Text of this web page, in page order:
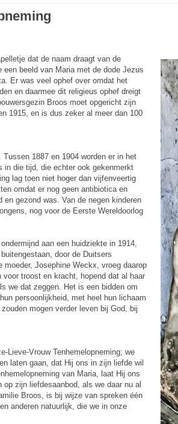
dat de naam draagt van de
beeld van Maria met de dode Jezus
Er was veel ophef over omdat het
en daarmee dit religieus ophef dreigt
Broos moet opgericht zijn
1915, en is dus zeker al meer dan 100
1887 en 1904 worden er in het
in die tijd, die echter ook gekenmerkt
lag toen niet hoger dan vijfenveertig
omdat er nog geen antibiotica en
gezond was. Van de negen kinderen
nog voor de Eerste Wereldoorlog
aan een huidziekte in 1914,
door de Duitsers
Josephine Weckx, vroeg daarop
troost en kracht, hopend dat al haar
we dat zeggen. Het is een bidden om
persoonlijkheid, met heel hun lichaam
mogen verder leven bij God, bij
Lieve-Vrouw Tenhemelopneming; we
laten gaan, dat Hij ons in zijn liefde wil
van Maria, laat Hij ons
zijn liefdesaanbod, als we daar nu al
Broos, is bij wijze van spreken één
anderen natuurlijk, die we in onze